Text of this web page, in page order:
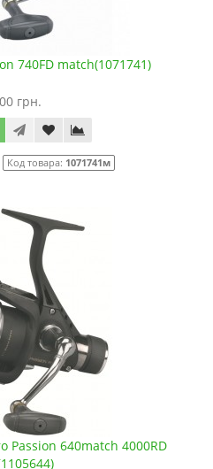
740FD match(1071741)
грн.
Код товара: 1071741м
Passion 640match 4000RD